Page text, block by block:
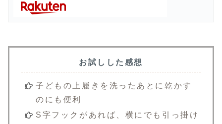
お試しした感想
子どもの上履きを洗ったあとに乾かす
のにも便利
S字フックがあれば、横にでも引っ掛け